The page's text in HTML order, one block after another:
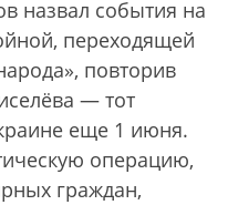
назвал события на
переходящей
повторив
— тот
еще 1 июня.
операцию,
граждан,